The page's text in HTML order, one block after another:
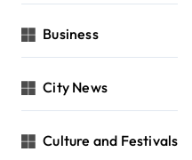
Business
City News
Culture and Festivals